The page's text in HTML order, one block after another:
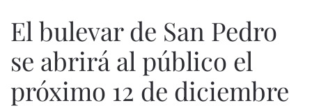
El bulevar de San Pedro
se abrirá al público el
próximo 12 de diciembre